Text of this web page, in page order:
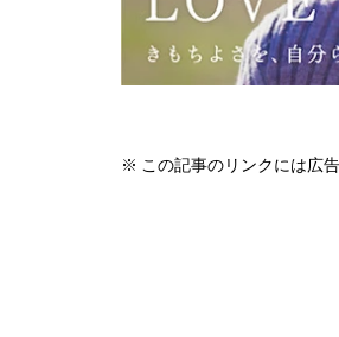
※ この記事のリンクには広